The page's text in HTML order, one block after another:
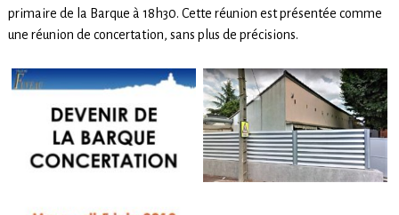
primaire de la Barque à 18h30. Cette réunion est présentée comme
une réunion de concertation, sans plus de précisions.